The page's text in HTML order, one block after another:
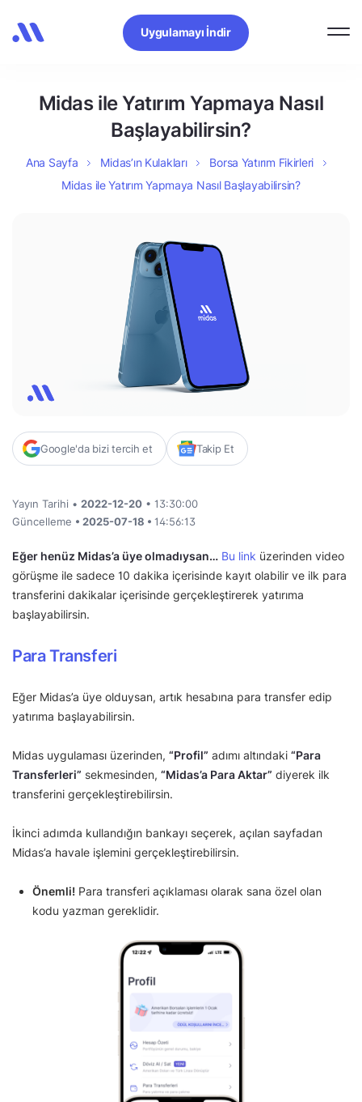
Uygulamayı İndir
Midas ile Yatırım Yapmaya Nasıl
Başlayabilirsin?
Ana Sayfa Midas’ın Kulakları
Borsa Yatırım Fikirleri
Midas ile Yatırım Yapmaya Nasıl Başlayabilirsin?
Google'da bizi tercih et Takip Et
Yayın Tarihi • 2022-12-20 • 13:30:00
Güncelleme • 2025-07-18 • 14:56:13
Eğer henüz Midas’a üye olmadıysan… Bu link üzerinden video
görüşme ile sadece 10 dakika içerisinde kayıt olabilir ve ilk para
transferini dakikalar içerisinde gerçekleştirerek yatırıma
başlayabilirsin.
Para Transferi
Eğer Midas’a üye olduysan, artık hesabına para transfer edip
yatırıma başlayabilirsin.
Midas uygulaması üzerinden, “Profil” adımı altındaki “Para
Transferleri” sekmesinden, “Midas’a Para Aktar” diyerek ilk
transferini gerçekleştirebilirsin.
İkinci adımda kullandığın bankayı seçerek, açılan sayfadan
Midas’a havale işlemini gerçekleştirebilirsin.
Önemli! Para transferi açıklaması olarak sana özel olan
kodu yazman gereklidir.